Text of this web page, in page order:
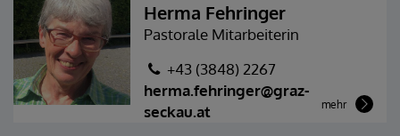
Herma Fehringer
Pastorale Mitarbeiterin
+43 (3848) 2267
herma.fehringer@graz-
seckau.at
mehr